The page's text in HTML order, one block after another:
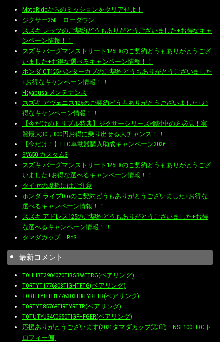
MotoRideからのミッションをクリアせよ！
ジクサー250 ローダウン
スズキ レッツのご契約どうもありがとうございました+お得なキャ
ンペーン情報！！
スズキ バーグマンストリート125EXのご契約どうもありがとうござ
いました+お得な選べるキャンペーン情報！！
ホンダ CT125ハンターカブのご契約どうもありがとうございました
+お得なキャンペーン情報！！
Hayabusa メンテナンス
スズキ アヴェニス125のご契約どうもありがとうございました+お
得なキャンペーン情報！！
【今だけのトリプル特典】ジクサーシリーズ検討中の方必見！実
質最大30，000円お得に乗り出せる大チャンス！！
【今だけ！】ETC車載器購入助成キャンペーン2026
SV650 カスタム3
スズキ バーグマンストリート125EXのご契約どうもありがとうござ
いました+お得な選べるキャンペーン情報！！
タイヤの摩耗にはご注意
ホンダ ライブDioのご契約どうもありがとうございました+お得な
選べるキャンペーン情報！！
スズキ アドレス125のご契約どうもありがとうございました+お得
な選べるキャンペーン情報！！
タマダカップ Rd3
最新コメント
TOHHRT2904070TIRSRWETRG(ベアリング)
TORTYT1776303TIGHTRTG(ベアリング)
TORHTYHTH1776303TIRTYRTTR(ベアリング)
TORTYT85768TIRTYRTTR(ベアリング)
TOTUTYJ3490650TIGFHFGER(ベアリング)
応援ありがとうございます(2021タマダカップ第3戦 NSF100 HRCト
ロフィー偏)